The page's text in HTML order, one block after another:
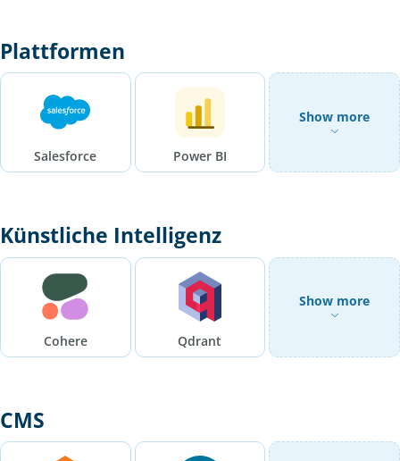
Plattformen
Salesforce Power BI
Show more
Künstliche Intelligenz
Cohere Qdrant
Show more
CMS